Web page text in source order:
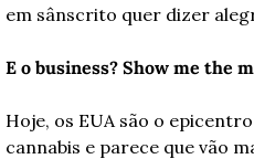
em sânscrito quer dizer
E o business? Show me the
Hoje, os EUA são o
cannabis e parece que vão